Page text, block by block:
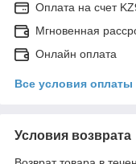
Оплата на счет
Мгновенная
Онлайн оплата
Все условия оплаты
Условия возврата